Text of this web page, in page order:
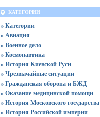
КАТЕГОРИИ
» Категории
» Авиация
» Военное дело
» Космонавтика
» История Киевской Руси
» Чрезвычайные ситуации
» Гражданская оборона и БЖД
» Оказание медицинской помощи
» История Московского государства
» История Российской империи